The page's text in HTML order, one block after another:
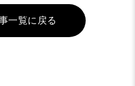
一覧に戻る